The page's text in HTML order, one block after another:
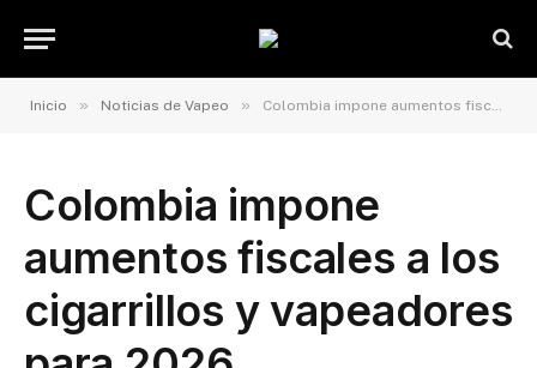
Inicio » Noticias de Vapeo » Colombia impone aumentos fiscales a los cigarrillos y vapeadores para 2026
Colombia impone
aumentos fiscales a los
cigarrillos y vapeadores